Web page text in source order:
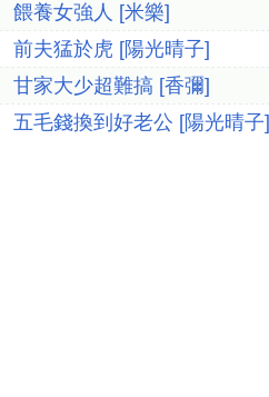
餵養女強人 [米樂]
前夫猛於虎 [陽光晴子]
甘家大少超難搞 [香彌]
五毛錢換到好老公 [陽光晴子]